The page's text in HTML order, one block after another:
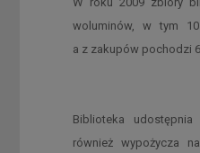
woluminów, w tym
a z zakupów pochodzi
Biblioteka
również wypożycza